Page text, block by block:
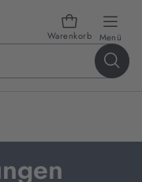
Warenkorb Menü